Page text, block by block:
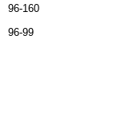
96-160
96-99